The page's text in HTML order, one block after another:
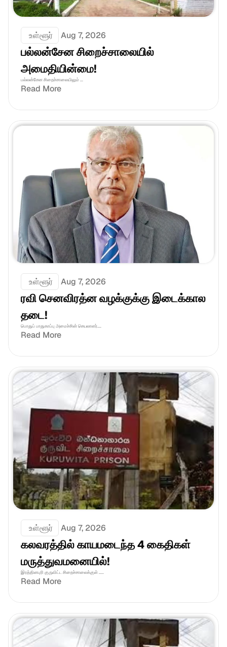
உள்ளூர் Aug 7, 2026
பல்லன்சேன சிறைச்சாலையில்
அமைதியின்மை!
பல்லன்சேன சிறைச்சாலையிலும் ...
Read More
உள்ளூர் Aug 7, 2026
ரவி செனவிரத்ன வழக்குக்கு இடைக்கால
தடை!
பொதுப் பாதுகாப்பு அமைச்சின் செயலாளர்....
Read More
உள்ளூர் Aug 7, 2026
கலவரத்தில் காயமடைந்த 4 கைதிகள்
மருத்துவமனையில்!
இரத்தினபுரி குருவிட்ட சிறைச்சாலைக்குள் .....
Read More